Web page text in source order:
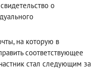
о
на которую в
соответствующее
стал следующим за